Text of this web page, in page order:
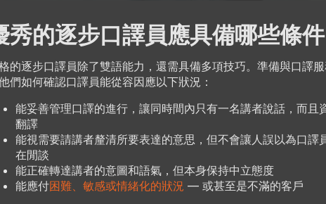
秀的逐步口譯員應具備哪些條件
的逐步口譯員除了雙語能力，還需具備多項技巧。準備與口譯
們如何確認口譯員能從容因應以下狀況：
能妥善管理口譯的進行，讓同時間內只有一名講者說話，而且
翻譯
能視需要請講者釐清所要表達的意思，但不會讓人誤以為口譯
在閒談
能正確轉達講者的意圖和語氣，但本身保持中立態度
能應付困難、敏感或情緒化的狀況 — 或甚至是不滿的客戶